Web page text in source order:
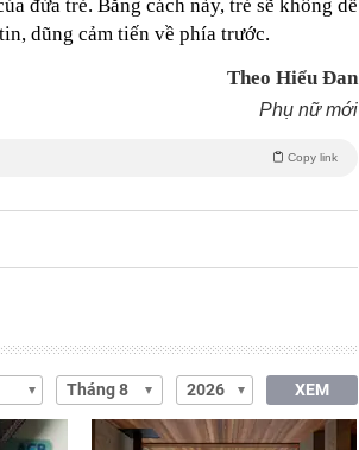
đứa trẻ. Bằng cách này, trẻ sẽ không dễ
dũng cảm tiến về phía trước.
Theo Hiểu Đan
Phụ nữ mới
Copy link
XEM